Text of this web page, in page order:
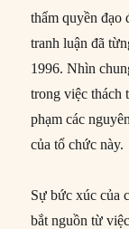
thẩm quyền
tranh luận đã
1996. Nhìn
trong việc thách
phạm các
của tổ chức này.
Sự bức xúc của
bắt nguồn từ